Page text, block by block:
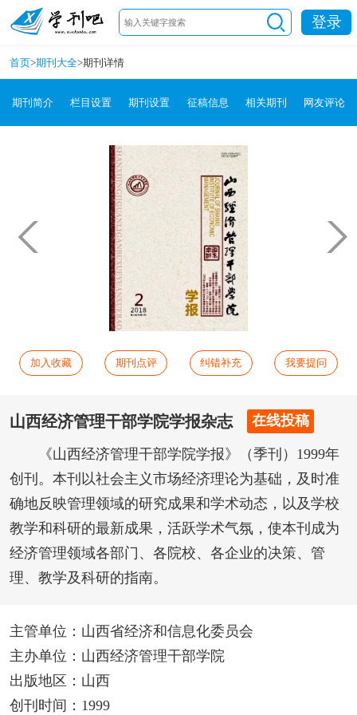
登录
首页>期刊大全>期刊详情
期刊简介 栏目设置 期刊设置 征稿信息 相关期刊 网友评论
加入收藏 期刊点评 纠错补充 我要提问
山西经济管理干部学院学报杂志 在线投稿
《山西经济管理干部学院学报》（季刊）1999年
创刊。本刊以社会主义市场经济理论为基础，及时准
确地反映管理领域的研究成果和学术动态，以及学校
教学和科研的最新成果，活跃学术气氛，使本刊成为
经济管理领域各部门、各院校、各企业的决策、管
理、教学及科研的指南。
主管单位：山西省经济和信息化委员会
主办单位：山西经济管理干部学院
出版地区：山西
创刊时间：1999